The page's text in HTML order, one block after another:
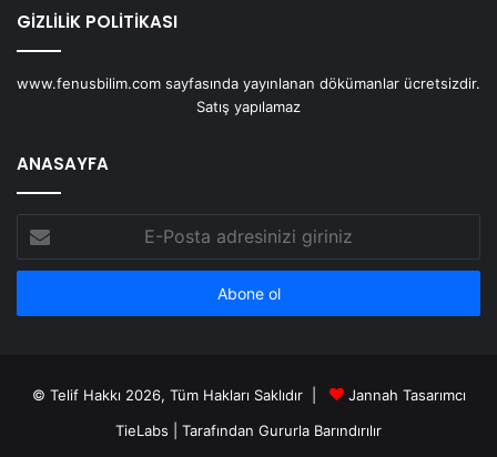
GİZLİLİK POLİTİKASI
www.fenusbilim.com sayfasında yayınlanan dökümanlar ücretsizdir.
Satış yapılamaz
ANASAYFA
Posta
adresinizi
© Telif Hakkı 2026, Tüm Hakları Saklıdır |
Jannah Tasarımcı
TieLabs | Tarafından Gururla Barındırılır